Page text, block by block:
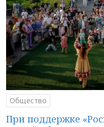
Общество
При поддержке